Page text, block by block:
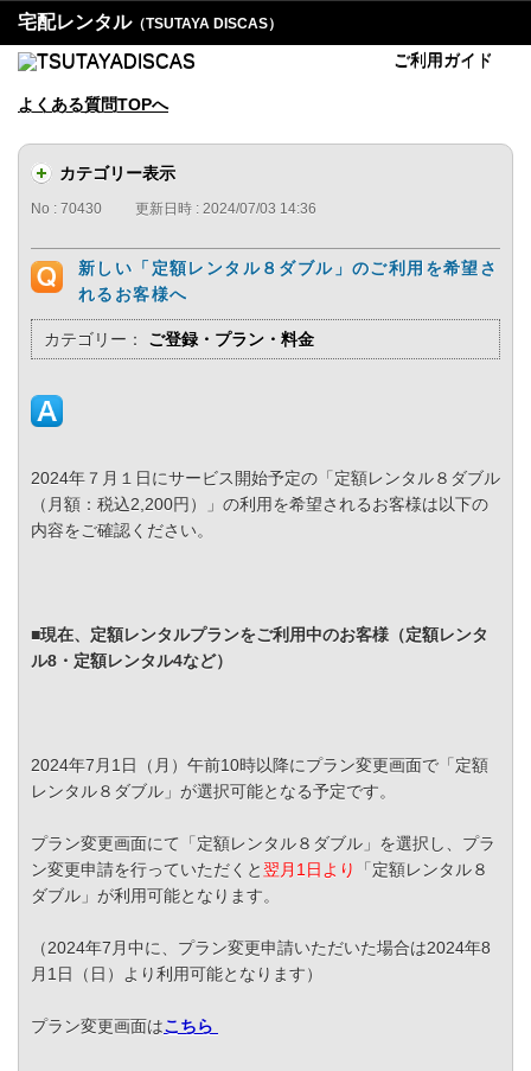
宅配レンタル（TSUTAYA DISCAS）
ご利用ガイド
よくある質問TOPへ
カテゴリー表示
No : 70430 更新日時 : 2024/07/03 14:36
新しい「定額レンタル８ダブル」のご利用を希望さ
れるお客様へ
カテゴリー： ご登録・プラン・料金
2024年７月１日にサービス開始予定の「定額レンタル８ダブル
（月額：税込2,200円）」の利用を希望されるお客様は以下の
内容をご確認ください。
■現在、定額レンタルプランをご利用中のお客様（定額レンタ
ル8・定額レンタル4など）
2024年7月1日（月）午前10時以降にプラン変更画面で「定額
レンタル８ダブル」が選択可能となる予定です。
プラン変更画面にて「定額レンタル８ダブル」を選択し、プラ
ン変更申請を行っていただくと翌月1日より
「定額レンタル８
ダブル」が利用可能となります。
（2024年7月中に、プラン変更申請いただいた場合は2024年8
月1日（日）より利用可能となります）
プラン変更画面はこちら